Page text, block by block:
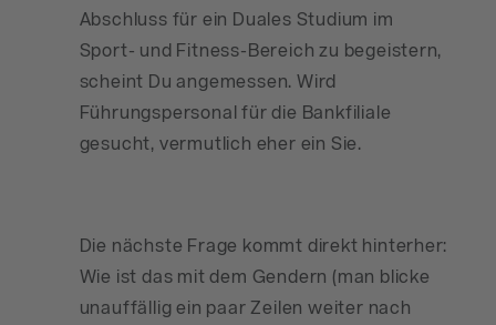
Abschluss für ein Duales Studium im
Sport- und Fitness-Bereich zu begeistern,
scheint Du angemessen. Wird
Führungspersonal für die Bankfiliale
gesucht, vermutlich eher ein Sie.
Die nächste Frage kommt direkt hinterher:
Wie ist das mit dem Gendern (man blicke
unauffällig ein paar Zeilen weiter nach